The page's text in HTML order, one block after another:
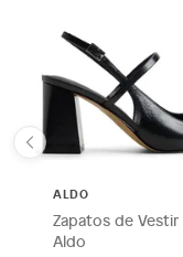
ALDO
Zapatos de Vestir
Aldo